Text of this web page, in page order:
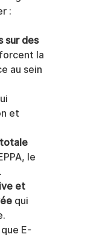
:
sur des
la
au sein
et
le
et
qui
E-